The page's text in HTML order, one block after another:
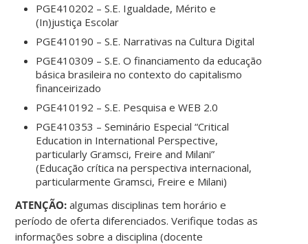
PGE410202 – S.E. Igualdade, Mérito e
(In)justiça Escolar
PGE410190 – S.E. Narrativas na Cultura Digital
PGE410309 – S.E. O financiamento da educação
básica brasileira no contexto do capitalismo
financeirizado
PGE410192 – S.E. Pesquisa e WEB 2.0
PGE410353 – Seminário Especial “Critical
Education in International Perspective,
particularly Gramsci, Freire and Milani”
(Educação crítica na perspectiva internacional,
particularmente Gramsci, Freire e Milani)
ATENÇÃO: algumas disciplinas tem horário e
período de oferta diferenciados. Verifique todas as
informações sobre a disciplina (docente